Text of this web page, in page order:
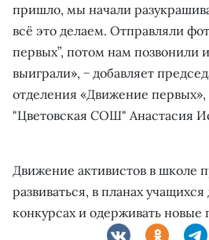
пришло, мы начали
всё это делаем. Отправляли
первых”, потом нам позвонили
выиграли», − добавляет
отделения «Движение
"Цветовская СОШ" Анастасия
Движение активистов в школе
развиваться, в планах учащихся
конкурсах и одерживать новые